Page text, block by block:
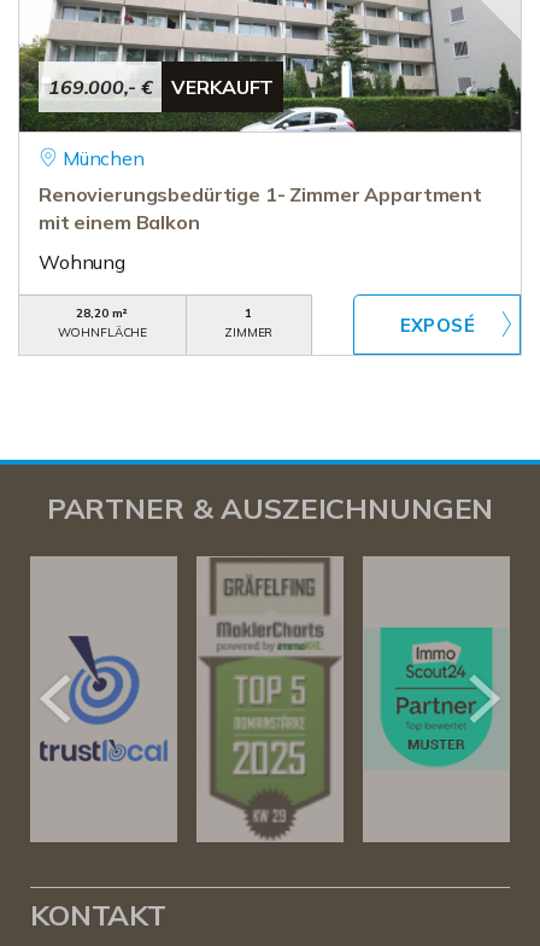
169.000,- € VERKAUFT
München
Renovierungsbedürtige 1- Zimmer Appartment
mit einem Balkon
Wohnung
28,20 m²
WOHNFLÄCHE
1
ZIMMER
PARTNER & AUSZEICHNUNGEN
KONTAKT